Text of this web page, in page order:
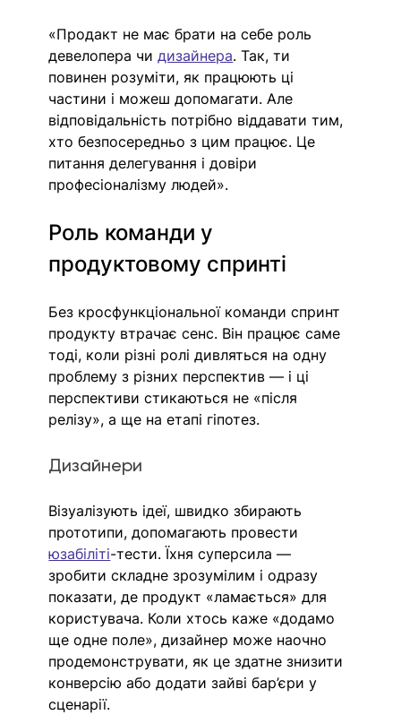
«Продакт не має брати на себе роль
девелопера чи дизайнера. Так, ти
повинен розуміти, як працюють ці
частини і можеш допомагати. Але
відповідальність потрібно віддавати тим,
хто безпосередньо з цим працює. Це
питання делегування і довіри
професіоналізму людей».
Роль команди у
продуктовому спринті
Без кросфункціональної команди спринт
продукту втрачає сенс. Він працює саме
тоді, коли різні ролі дивляться на одну
проблему з різних перспектив — і ці
перспективи стикаються не «після
релізу», а ще на етапі гіпотез.
Дизайнери
Візуалізують ідеї, швидко збирають
прототипи, допомагають провести
юзабіліті-тести. Їхня суперсила —
зробити складне зрозумілим і одразу
показати, де продукт «ламається» для
користувача. Коли хтось каже «додамо
ще одне поле», дизайнер може наочно
продемонструвати, як це здатне знизити
конверсію або додати зайві бар’єри у
сценарії.